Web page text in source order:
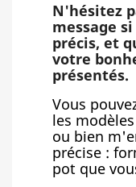
N'hésitez
message
précis, et
votre
présentés.
Vous
les
ou bien
précise :
pot que